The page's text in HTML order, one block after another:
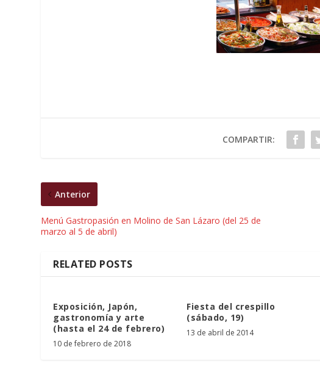
COMPARTIR:
Anterior
Menú Gastropasión en Molino de San Lázaro (del 25 de
marzo al 5 de abril)
RELATED POSTS
Exposición, Japón,
gastronomía y arte
(hasta el 24 de febrero)
10 de febrero de 2018
Fiesta del crespillo
(sábado, 19)
13 de abril de 2014